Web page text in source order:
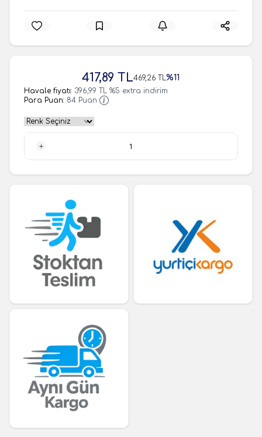
469,26 TL
417,89 TL %11
Havale fiyatı: 396,99 TL %5 extra indirim
Para Puan: 84 Puan